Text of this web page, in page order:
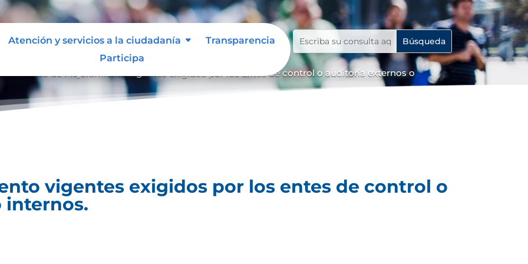
Atención y servicios a la ciudadanía
Transparencia
Participa
Planes de Mejoramiento vigentes exigidos por los entes de control o auditoría externos o
vigentes exigidos por los entes de control o
internos.